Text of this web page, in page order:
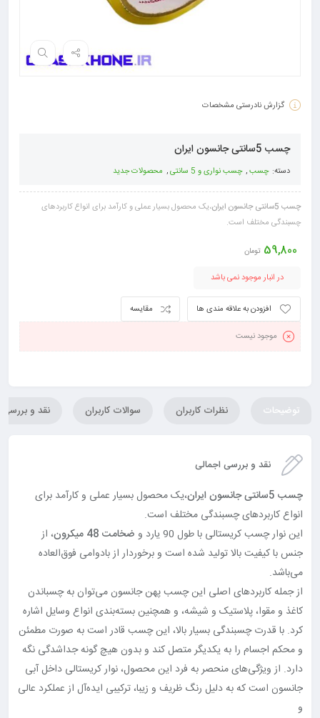
گزارش نادرستی مشخصات
چسب 5سانتی جانسون ایران
دسته: چسب, چسب نواری و 5 سانتی , محصولات جدید
چسب 5سانتی جانسون ایران
،یک محصول بسیار عملی و کارآمد برای انواع کاربردهای
چسبندگی مختلف است.
59,800 تومان
در انبار موجود نمی باشد
مقایسه افزودن به علاقه مندی ها
موجود نیست
توضیحات نظرات کاربران سوالات کاربران نقد و بررسی
نقد و بررسی اجمالی
چسب 5سانتی جانسون ایران
،یک محصول بسیار عملی و کارآمد برای
انواع کاربردهای چسبندگی مختلف است.
این نوار چسب کریستالی با طول 90 یارد و
ضخامت 48 میکرون
، از
جنس با کیفیت بالا تولید شده است و برخوردار از بادوامی فوق‌العاده
می‌باشد.
از جمله کاربردهای اصلی این چسب پهن جانسون می‌توان به چسباندن
کاغذ و مقوا، پلاستیک و شیشه، و همچنین بسته‌بندی انواع وسایل اشاره
کرد. با قدرت چسبندگی بسیار بالا، این چسب قادر است به صورت مطمئن
و محکم اجسام را به یکدیگر متصل کند و بدون هیچ گونه جداشدگی نگه
دارد. از ویژگی‌های منحصر به فرد این محصول، نوار کریستالی داخل آبی
جانسون است که به دلیل رنگ ظریف و زیبا، ترکیبی ایده‌آل از عملکرد عالی
و